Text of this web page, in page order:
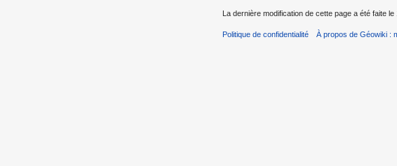
La dernière modification de cette page a été faite le
Politique de confidentialité À propos de Géowiki :